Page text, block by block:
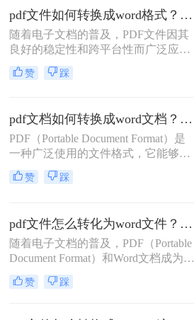
致，但在编辑方面却不如Word文档灵
活。那么pdf文件如何转换成word文档
呢？本文将介绍几种将PDF文件转换
为Word文档的方法，帮助您轻松应对
各种需求。
pdf文件如何转换成word格式？教你3种简单的转换方法!！
随着电子文档的普及，PDF文件因其
良好的稳定性和跨平台性而广泛应
用。然而，当需要编辑或修改PDF文
件时，将其转换为Word格式会更为方
转换成Word格式的方法。
赞 踩
pdf文档如何转换成word文档？给大家分享三种简单的转换方法！
PDF（Portable Document Format）是
一种广泛使用的文件格式，它能够保
持文档的原始格式和布局，确保在各
种设备和操作系统上都能一致地显
便更方便地进行编辑、修改或格式调
整。那么pdf文档如何转换成word文档
呢？以下是一些常见的方法来实现这
一转换。
赞 踩
pdf文件怎么转化为word文件？来学习这二种简单的方法！
随着电子文档的普及，PDF（Portable
Document Format）和Word文档成为了
我们日常工作中最为常见的两种文件
格式。然而，有时我们可能需要将
赞 踩